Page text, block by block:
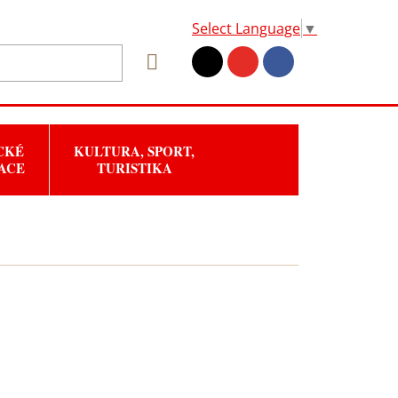
Select Language ▼
KULTURA, SPORT,
TURISTIKA